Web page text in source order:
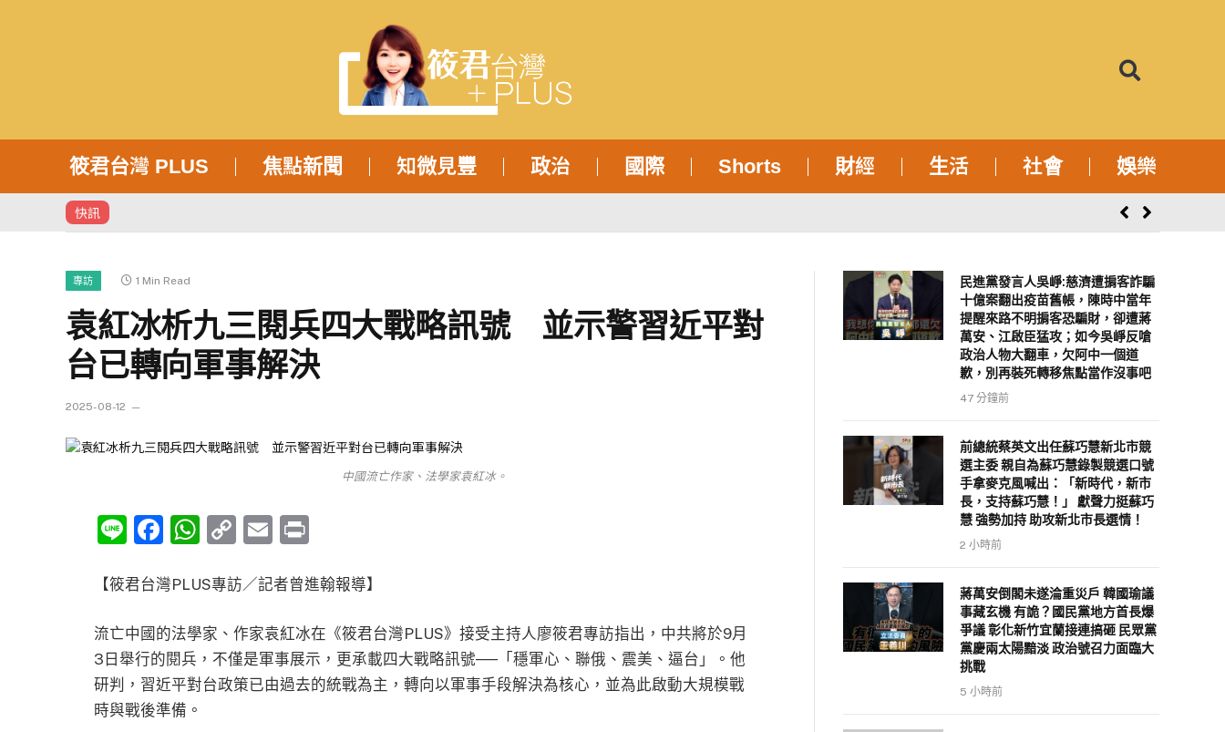
筱君台灣 PLUS 焦點新聞 知微見豐 政治 國際 Shorts 財經 生活 社會 娛樂
快訊
專訪 1 Min Read
袁紅冰析九三閱兵四大戰略訊號 並示警習近平對
台已轉向軍事解決
2025-08-12
中國流亡作家、法學家袁紅冰。
LineFacebook
WhatsApp
CopyEmail
【筱君台灣PLUS專訪／記者曾進翰報導】
流亡中國的法學家、作家袁紅冰在《筱君台灣PLUS》接受主持人廖筱君專訪指出，中共將於9月
3日舉行的閱兵，不僅是軍事展示，更承載四大戰略訊號──「穩軍心、聯俄、震美、逼台」。他
研判，習近平對台政策已由過去的統戰為主，轉向以軍事手段解決為核心，並為此啟動大規模戰
時與戰後準備。
民進黨發言人吳崢:慈濟遭掮客詐騙
十億案翻出疫苗舊帳，陳時中當年
提醒來路不明掮客恐騙財，卻遭蔣
萬安、江啟臣猛攻；如今吳崢反嗆
政治人物大翻車，欠阿中一個道
歉，別再裝死轉移焦點當作沒事吧
47 分鐘前
前總統蔡英文出任蘇巧慧新北市競
選主委 親自為蘇巧慧錄製競選口號
手拿麥克風喊出：「新時代，新市
長，支持蘇巧慧！」 獻聲力挺蘇巧
慧 強勢加持 助攻新北市長選情！
2 小時前
蔣萬安倒閣未遂淪重災戶 韓國瑜議
事藏玄機 有詭？國民黨地方首長爆
爭議 彰化新竹宜蘭接連搞砸 民眾黨
黨慶兩太陽黯淡 政治號召力面臨大
挑戰
5 小時前